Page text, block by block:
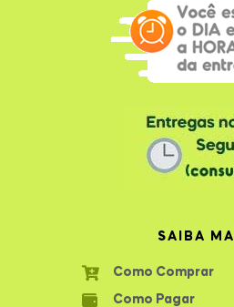
SAIBA
Como Comprar
Como Pagar